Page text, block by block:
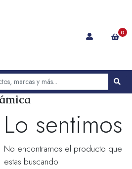
0
Lo sentimos
No encontramos el producto que
estas buscando